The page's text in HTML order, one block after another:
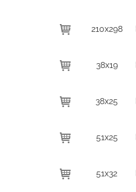
210x298
38x19
38x25
51x25
51x32